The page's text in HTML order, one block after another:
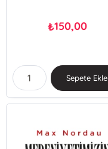
₺150,00
Sepete Ekle